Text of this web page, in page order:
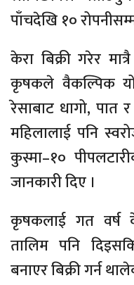
पाँचदेखि १०
केरा बिक्री गरेर
कृषकले वैकल्पिक
रेसाबाट धागो, पात
महिलालाई पनि
कुस्मा–१०
जानकारी दिए ।
कृषकलाई गत वर्ष
तालिम पनि
बनाएर बिक्री गर्न